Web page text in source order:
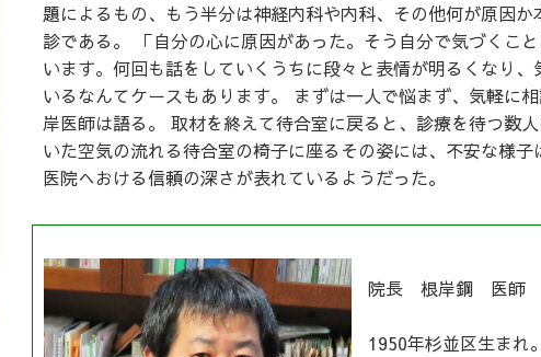
題によるもの、もう半分は神経内科や内科、その他何が原因
診である。 「自分の心に原因があった。そう自分で気づくこ
います。何回も話をしていくうちに段々と表情が明るくなり
いるなんてケースもあります。 まずは一人で悩まず、気軽に
岸医師は語る。 取材を終えて待合室に戻ると、診療を待つ数
いた空気の流れる待合室の椅子に座るその姿には、不安な様
医院へおける信頼の深さが表れているようだった。
院長 根岸鋼 医師
1950年杉並区生まれ